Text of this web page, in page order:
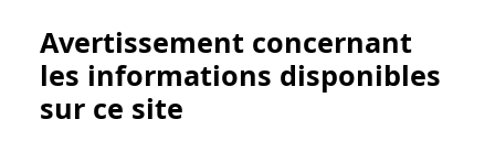
Avertissement concernant
les informations disponibles
sur ce site